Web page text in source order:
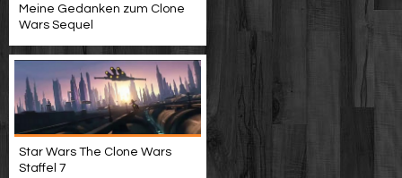
Meine Gedanken zum Clone
Wars Sequel
Star Wars The Clone Wars
Staffel 7